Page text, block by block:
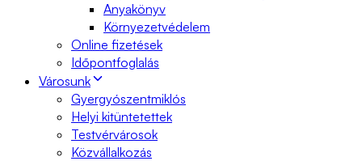
Anyakönyv
Környezetvédelem
Online fizetések
Időpontfoglalás
Városunk
Gyergyószentmiklós
Helyi kitüntetettek
Testvérvárosok
Közvállalkozás